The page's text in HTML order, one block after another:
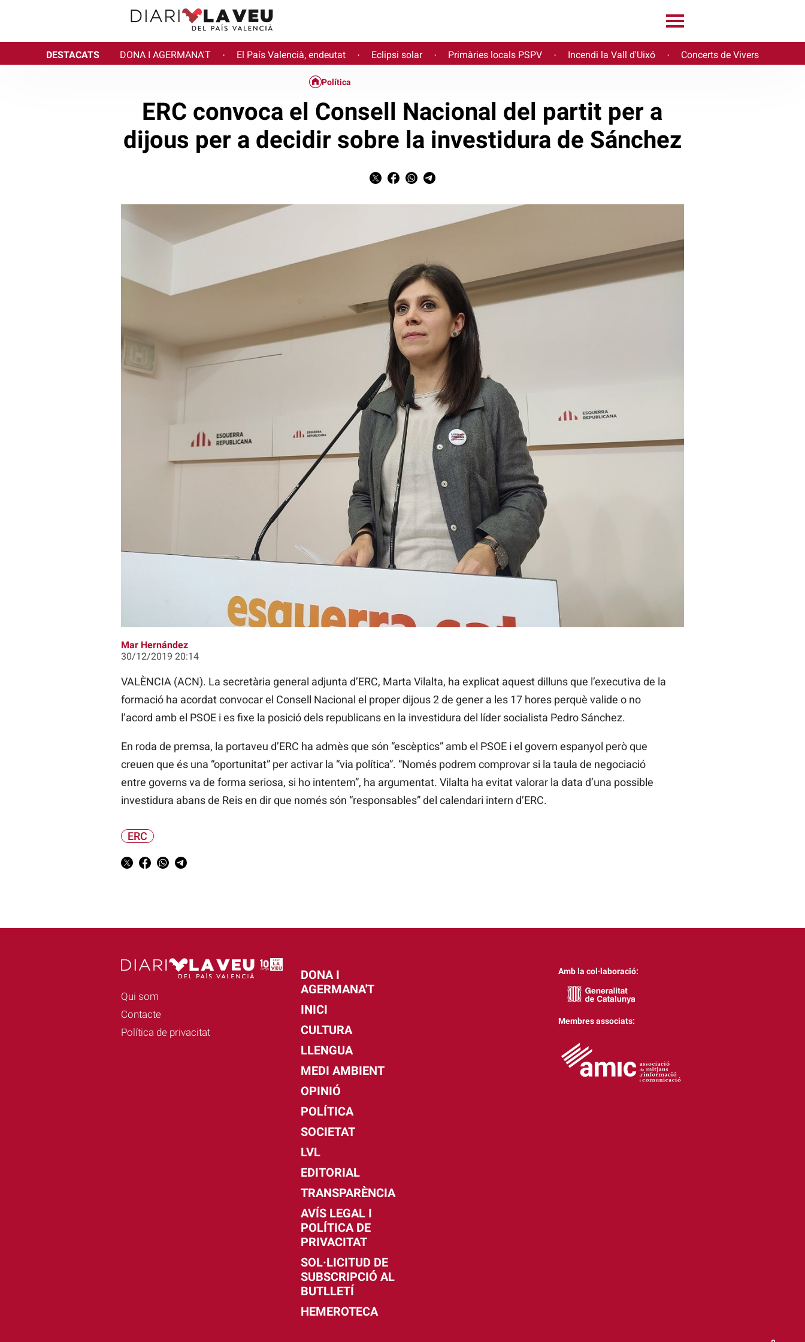
DESTACATS DONA I AGERMANA'T · El País Valencià, endeutat · Eclipsi solar · Primàries locals PSPV · Incendi la Vall d'Uixó · Concerts de Vivers
Política
ERC convoca el Consell Nacional del partit per a
dijous per a decidir sobre la investidura de Sánchez
Mar Hernández
30/12/2019 20:14
VALÈNCIA (ACN). La secretària general adjunta d’ERC, Marta Vilalta, ha explicat aquest dilluns que l’executiva de la
formació ha acordat convocar el Consell Nacional el proper dijous 2 de gener a les 17 hores perquè valide o no
l’acord amb el PSOE i es fixe la posició dels republicans en la investidura del líder socialista Pedro Sánchez.
En roda de premsa, la portaveu d’ERC ha admès que són “escèptics” amb el PSOE i el govern espanyol però que
creuen que és una “oportunitat” per activar la “via política”. “Només podrem comprovar si la taula de negociació
entre governs va de forma seriosa, si ho intentem”, ha argumentat. Vilalta ha evitat valorar la data d’una possible
investidura abans de Reis en dir que només són “responsables” del calendari intern d’ERC.
ERC
Qui som
Contacte
Política de privacitat
DONA I
AGERMANA'T
INICI
CULTURA
LLENGUA
MEDI AMBIENT
OPINIÓ
POLÍTICA
SOCIETAT
LVL
EDITORIAL
TRANSPARÈNCIA
AVÍS LEGAL I
POLÍTICA DE
PRIVACITAT
SOL·LICITUD DE
SUBSCRIPCIÓ AL
BUTLLETÍ
HEMEROTECA
Amb la col·laboració:
Membres associats: